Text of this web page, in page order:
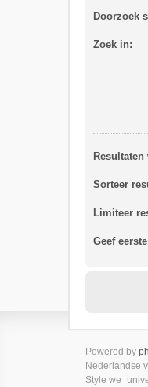
Doorzoek
Zoek in:
Resultaten
Sorteer
Limiteer
Geef
Powered by
Nederlandse
Style